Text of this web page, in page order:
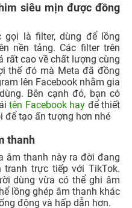
siêu mịn được đồng
gọi là filter, dùng để lồng
nền tảng. Các filter trên
rất cao về chất lượng cùng
thế đó mà Meta đã đồng
lên Facebook nhằm gia
Bên cạnh đó, bạn có
tên Facebook hay để thiết
để tạo ấn tượng hơn nhé
thanh
âm thanh này ra đời đang
trực tiếp với TikTok.
dùng vừa có thể ghi âm
lồng ghép âm thanh khác
động và hấp dẫn hơn.